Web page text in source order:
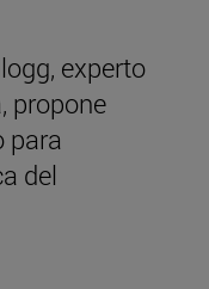
experto
propone
para
del